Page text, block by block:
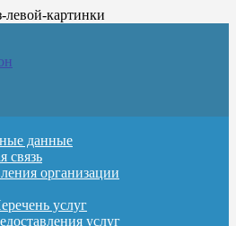
данные
связь
организации
услуг
услуг